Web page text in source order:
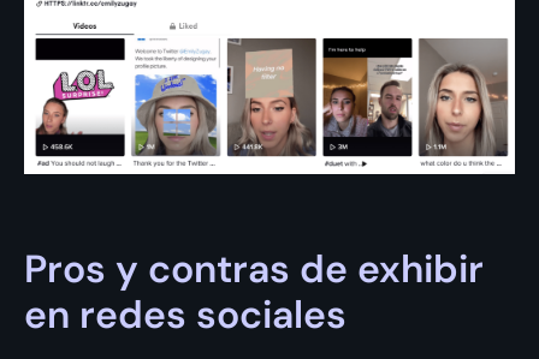
Pros y contras de exhibir
en redes sociales